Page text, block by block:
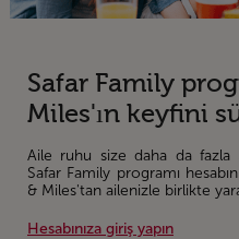
Safar Family
Miles'ın keyfini
Aile ruhu size daha da fazla
Safar Family programı
& Miles'tan ailenizle birlikte
Hesabınıza giriş yapın